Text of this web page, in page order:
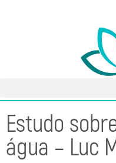
Estudo
água – Luc